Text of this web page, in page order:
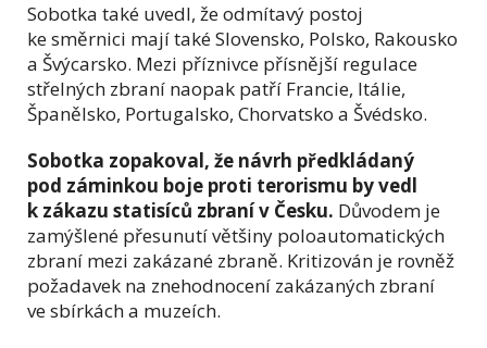
Sobotka také uvedl, že odmítavý postoj
ke směrnici mají také Slovensko, Polsko, Rakousko
a Švýcarsko. Mezi příznivce přísnější regulace
střelných zbraní naopak patří Francie, Itálie,
Španělsko, Portugalsko, Chorvatsko a Švédsko.
Sobotka zopakoval, že návrh předkládaný
pod záminkou boje proti terorismu by vedl
k zákazu statisíců zbraní v Česku. Důvodem je
zamýšlené přesunutí většiny poloautomatických
zbraní mezi zakázané zbraně. Kritizován je rovněž
požadavek na znehodnocení zakázaných zbraní
ve sbírkách a muzeích.